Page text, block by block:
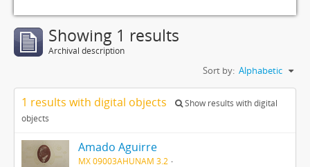
Showing 1 results
Archival description
Sort by: Alphabetic
1 results with digital objects
Show results with digital
objects
Amado Aguirre
MX 09003AHUNAM 3.2